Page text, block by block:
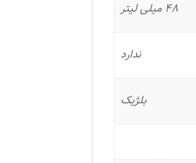
48 میلی لیتر
ندارد
بلژیک